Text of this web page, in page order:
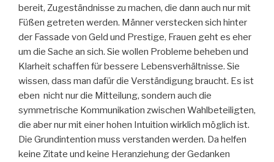
bereit, Zugeständnisse zu machen, die dann auch nur mit
Füßen getreten werden. Männer verstecken sich hinter
der Fassade von Geld und Prestige, Frauen geht es eher
um die Sache an sich. Sie wollen Probleme beheben und
Klarheit schaffen für bessere Lebensverhältnisse. Sie
wissen, dass man dafür die Verständigung braucht. Es ist
eben nicht nur die Mitteilung, sondern auch die
symmetrische Kommunikation zwischen Wahlbeteiligten,
die aber nur mit einer hohen Intuition wirklich möglich ist.
Die Grundintention muss verstanden werden. Da helfen
keine Zitate und keine Heranziehung der Gedanken